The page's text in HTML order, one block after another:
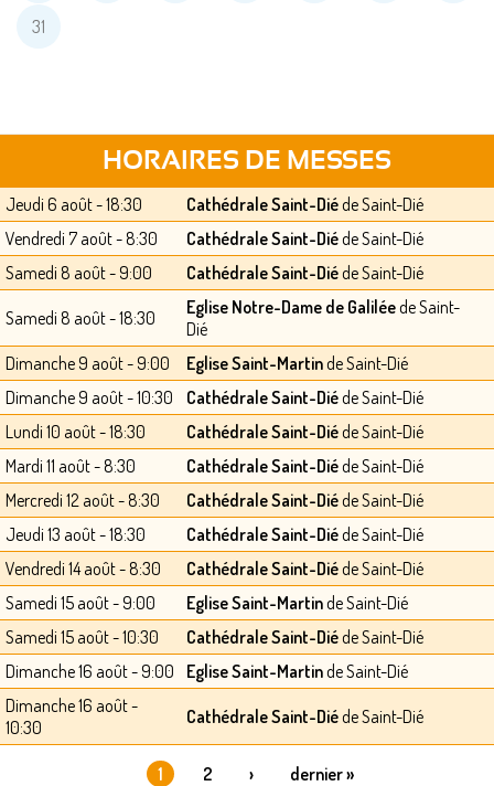
31
HORAIRES DE MESSES
Jeudi 6 août - 18:30 Cathédrale Saint-Diéde Saint-Dié
Vendredi 7 août - 8:30
Cathédrale Saint-Diéde Saint-Dié
Samedi 8 août - 9:00
Cathédrale Saint-Diéde Saint-Dié
Samedi 8 août - 18:30 Eglise Notre-Dame de Galiléede Saint-
Dié
Dimanche 9 août - 9:00
Eglise Saint-Martinde Saint-Dié
Dimanche 9 août - 10:30
Cathédrale Saint-Diéde Saint-Dié
Lundi 10 août - 18:30
Cathédrale Saint-Diéde Saint-Dié
Mardi 11 août - 8:30
Cathédrale Saint-Diéde Saint-Dié
Mercredi 12 août - 8:30
Cathédrale Saint-Diéde Saint-Dié
Jeudi 13 août - 18:30
Cathédrale Saint-Diéde Saint-Dié
Vendredi 14 août - 8:30
Cathédrale Saint-Diéde Saint-Dié
Samedi 15 août - 9:00
Eglise Saint-Martinde Saint-Dié
Samedi 15 août - 10:30
Cathédrale Saint-Diéde Saint-Dié
Dimanche 16 août - 9:00
Eglise Saint-Martinde Saint-Dié
Dimanche 16 août -
10:30
Cathédrale Saint-Diéde Saint-Dié
1 2 › dernier »